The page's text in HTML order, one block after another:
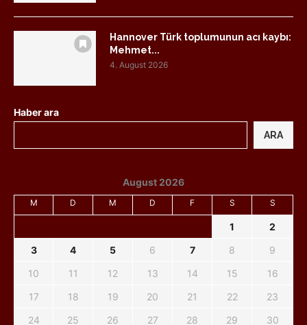
Hannover Türk toplumunun acı kaybı:
Mehmet...
4. August 2026
Haber ara
ARA
August 2026
M D M D F S S
1
2
3
4 5 6 7 8
9
10
11 12 13 14 15
16
17
18 19 20 21 22
23
24
25 26 27 28 29 30